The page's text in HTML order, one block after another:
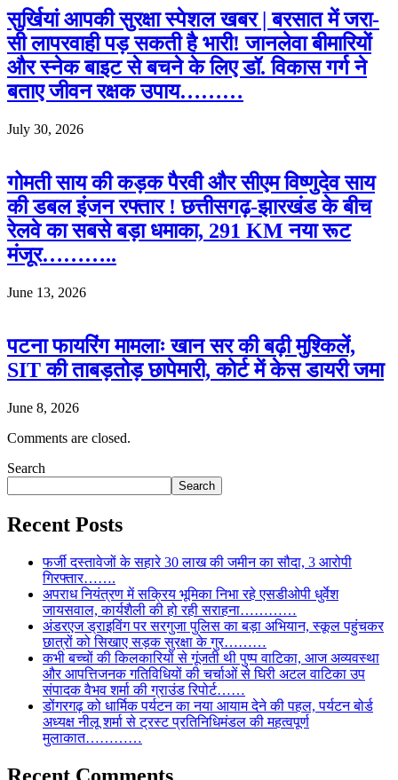
सुर्खियां आपकी सुरक्षा स्पेशल खबर | बरसात में जरा-
सी लापरवाही पड़ सकती है भारी! जानलेवा बीमारियों
और स्नेक बाइट से बचने के लिए डॉ. विकास गर्ग ने
बताए जीवन रक्षक उपाय………
July 30, 2026
गोमती साय की कड़क पैरवी और सीएम विष्णुदेव साय
की डबल इंजन रफ्तार ! छत्तीसगढ़-झारखंड के बीच
रेलवे का सबसे बड़ा धमाका, 291 KM नया रूट
मंजूर………..
June 13, 2026
पटना फायरिंग मामलाः खान सर की बढ़ी मुश्किलें,
SIT की ताबड़तोड़ छापेमारी, कोर्ट में केस डायरी जमा
June 8, 2026
Comments are closed.
Search
Search
Recent Posts
फर्जी दस्तावेजों के सहारे 30 लाख की जमीन का सौदा, 3 आरोपी
गिरफ्तार…….
अपराध नियंत्रण में सक्रिय भूमिका निभा रहे एसडीओपी धुर्वेश
जायसवाल, कार्यशैली की हो रही सराहना…………
अंडरएज ड्राइविंग पर सरगुजा पुलिस का बड़ा अभियान, स्कूल पहुंचकर
छात्रों को सिखाए सड़क सुरक्षा के गुर………
कभी बच्चों की किलकारियों से गूंजती थी पुष्प वाटिका, आज अव्यवस्था
और आपत्तिजनक गतिविधियों की चर्चाओं से घिरी अटल वाटिका उप
संपादक वैभव शर्मा की ग्राउंड रिपोर्ट……
डोंगरगढ़ को धार्मिक पर्यटन का नया आयाम देने की पहल, पर्यटन बोर्ड
अध्यक्ष नीलू शर्मा से ट्रस्ट प्रतिनिधिमंडल की महत्वपूर्ण
मुलाकात…………
Recent Comments